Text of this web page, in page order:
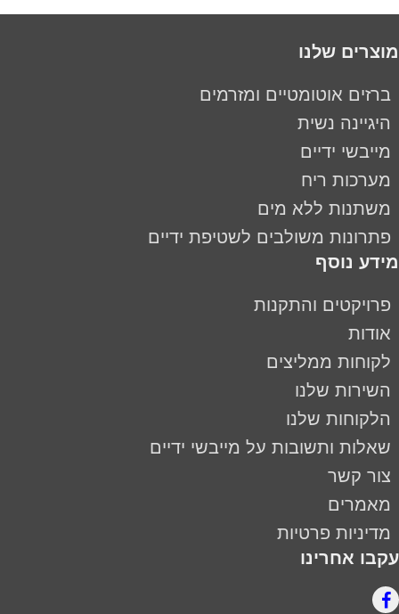
מוצרים שלנו
ברזים אוטומטיים ומזרמים
היגיינה נשית
מייבשי ידיים
מערכות ריח
משתנות ללא מים
פתרונות משולבים לשטיפת ידיים
מידע נוסף
פרויקטים והתקנות
אודות
לקוחות ממליצים
השירות שלנו
הלקוחות שלנו
שאלות ותשובות על מייבשי ידיים
צור קשר
מאמרים
מדיניות פרטיות
עקבו אחרינו